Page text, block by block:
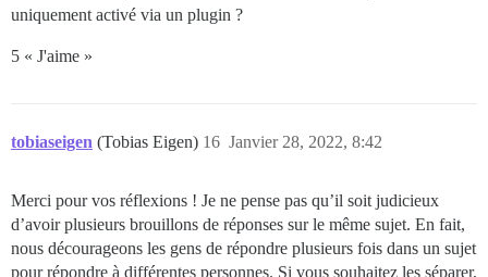
uniquement activé via un plugin ?
5 « J'aime »
tobiaseigen (Tobias Eigen) Janvier 28, 2022, 8:42
16
Merci pour vos réflexions ! Je ne pense pas qu’il soit judicieux
d’avoir plusieurs brouillons de réponses sur le même sujet. En fait,
nous décourageons les gens de répondre plusieurs fois dans un sujet
pour répondre à différentes personnes. Si vous souhaitez les séparer,